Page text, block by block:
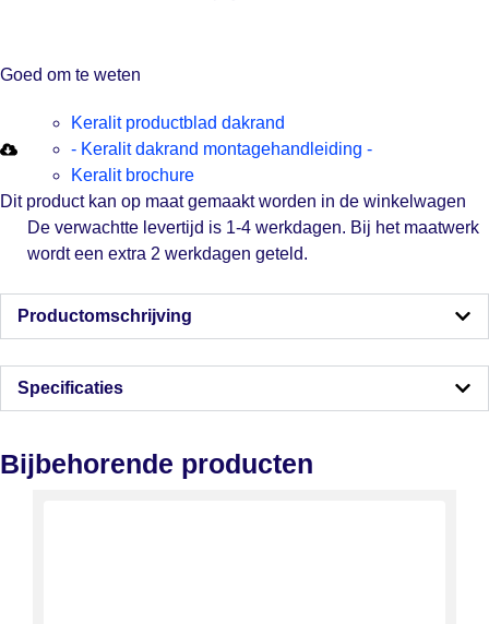
Goed om te weten
Keralit productblad dakrand
- Keralit dakrand montagehandleiding -
Keralit brochure
Dit product kan op maat gemaakt worden in de winkelwagen
De verwachtte levertijd is 1-4 werkdagen. Bij het maatwerk
wordt een extra 2 werkdagen geteld.
Productomschrijving
Specificaties
Bijbehorende producten